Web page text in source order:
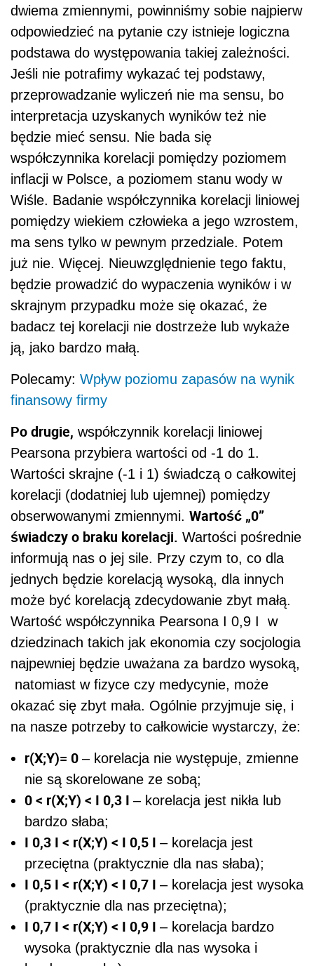
dwiema zmiennymi, powinniśmy sobie najpierw
odpowiedzieć na pytanie czy istnieje logiczna
podstawa do występowania takiej zależności.
Jeśli nie potrafimy wykazać tej podstawy,
przeprowadzanie wyliczeń nie ma sensu, bo
interpretacja uzyskanych wyników też nie
będzie mieć sensu. Nie bada się
współczynnika korelacji pomiędzy poziomem
inflacji w Polsce, a poziomem stanu wody w
Wiśle. Badanie współczynnika korelacji liniowej
pomiędzy wiekiem człowieka a jego wzrostem,
ma sens tylko w pewnym przedziale. Potem
już nie. Więcej. Nieuwzględnienie tego faktu,
będzie prowadzić do wypaczenia wyników i w
skrajnym przypadku może się okazać, że
badacz tej korelacji nie dostrzeże lub wykaże
ją, jako bardzo małą.
Polecamy: Wpływ poziomu zapasów na wynik
finansowy firmy
Po drugie, współczynnik korelacji liniowej
Pearsona przybiera wartości od -1 do 1.
Wartości skrajne (-1 i 1) świadczą o całkowitej
korelacji (dodatniej lub ujemnej) pomiędzy
obserwowanymi zmiennymi. Wartość „0”
świadczy o braku korelacji. Wartości pośrednie
informują nas o jej sile. Przy czym to, co dla
jednych będzie korelacją wysoką, dla innych
może być korelacją zdecydowanie zbyt małą.
Wartość współczynnika Pearsona I 0,9 I w
dziedzinach takich jak ekonomia czy socjologia
najpewniej będzie uważana za bardzo wysoką,
natomiast w fizyce czy medycynie, może
okazać się zbyt mała. Ogólnie przyjmuje się, i
na nasze potrzeby to całkowicie wystarczy, że:
r(X;Y)= 0 – korelacja nie występuje, zmienne
nie są skorelowane ze sobą;
0 < r(X;Y) < I 0,3 I – korelacja jest nikła lub
bardzo słaba;
I 0,3 I < r(X;Y) < I 0,5 I – korelacja jest
przeciętna (praktycznie dla nas słaba);
I 0,5 I < r(X;Y) < I 0,7 I – korelacja jest wysoka
(praktycznie dla nas przeciętna);
I 0,7 I < r(X;Y) < I 0,9 I – korelacja bardzo
wysoka (praktycznie dla nas wysoka i